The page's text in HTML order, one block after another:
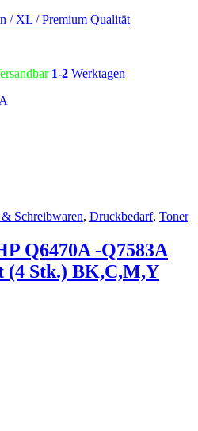
/ XL / Premium Qualität
1-2 Werktagen
Schreibwaren, Druckbedarf, Toner
Q6470A -Q7583A
(4 Stk.) BK,C,M,Y